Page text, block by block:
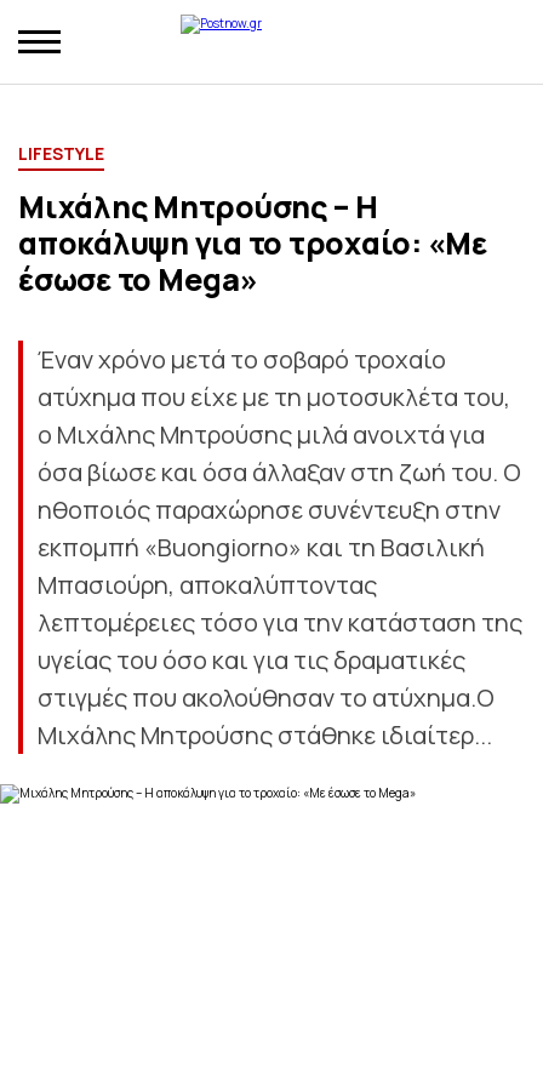
LIFESTYLE
Μιχάλης Μητρούσης – Η
αποκάλυψη για το τροχαίο: «Με
έσωσε το Mega»
Έναν χρόνο μετά το σοβαρό τροχαίο
ατύχημα που είχε με τη μοτοσυκλέτα του,
ο Μιχάλης Μητρούσης μιλά ανοιχτά για
όσα βίωσε και όσα άλλαξαν στη ζωή του. Ο
ηθοποιός παραχώρησε συνέντευξη στην
εκπομπή «Buongiorno» και τη Βασιλική
Μπασιούρη, αποκαλύπτοντας
λεπτομέρειες τόσο για την κατάσταση της
υγείας του όσο και για τις δραματικές
στιγμές που ακολούθησαν το ατύχημα.Ο
Μιχάλης Μητρούσης στάθηκε ιδιαίτερ...